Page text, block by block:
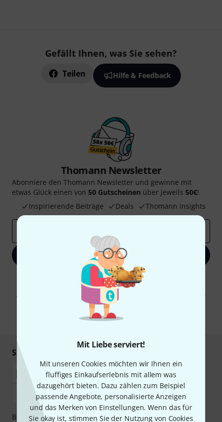
Mit Liebe serviert!
Mit unseren Cookies möchten wir Ihnen ein
fluffiges Einkaufserlebnis mit allem was
dazugehört bieten. Dazu zählen zum Beispiel
passende Angebote, personalisierte Anzeigen
und das Merken von Einstellungen. Wenn das für
Sie okay ist, stimmen Sie der Nutzung von Cookies
Gefällt Ihnen, was Sie sehen?
Teilen Hilfe & Feedback
Thomann Newsletter
Abonniere den Thomann Newsletter und gewinne mit
etwas Glück einen von 50 Gutscheinen über jeweils 50€!
Inspirierende Beiträge
Deals Thomann Insights
Jetzt anmelden
Mit Klick auf „Jetzt anmelden“ stimmen Sie dem Erhalt von E-Mail-
Werbung und einer Messung des E-Mail-Nutzungsverhaltens zu. Die
Abmeldung ist jederzeit möglich. Weitere Informationen finden Sie in
unserenDatenschutzhinweisen
* Pflichtfeld
Sicher einkaufen & bezahlen
Bezahlen Sie vertraulich und sicher per Nachnahme,